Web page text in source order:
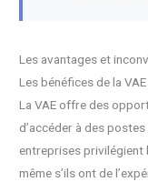
Les avantages et
Les bénéfices de la
La VAE offre des
d’accéder à des
entreprises privilégient
même s’ils ont de